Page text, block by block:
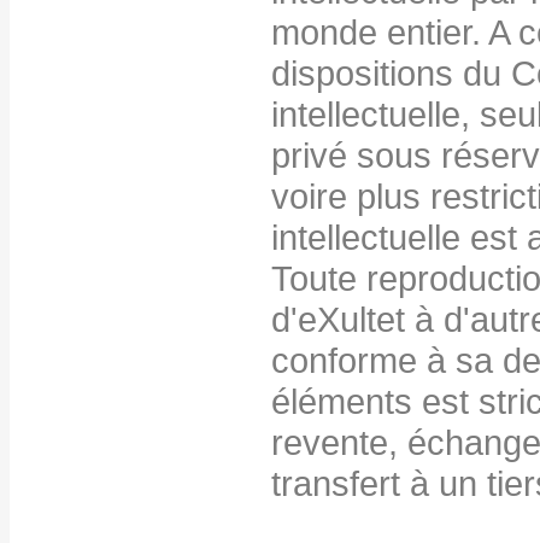
monde entier. A
dispositions du
intellectuelle,
privé sous
voire plus
intellectuelle est
Toute
d'eXultet à
conforme à sa
éléments est
revente,
transfert à un